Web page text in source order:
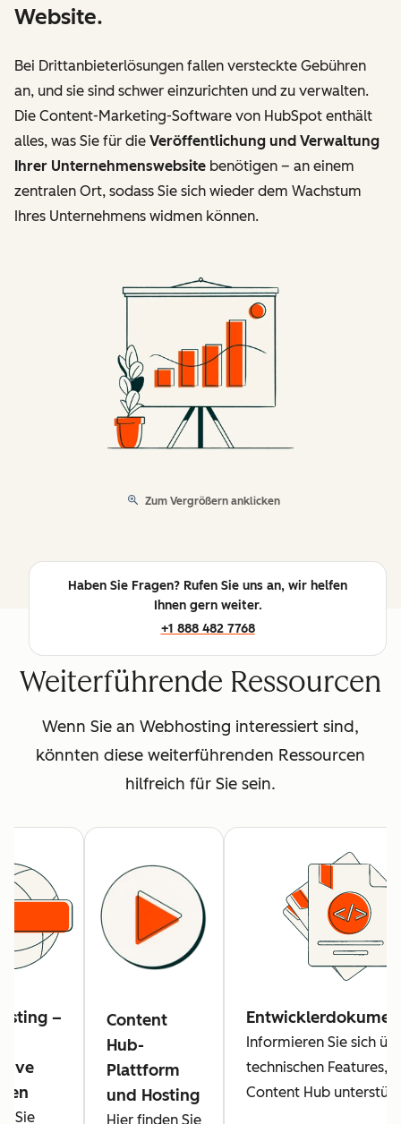
Website.
Bei Drittanbieterlösungen fallen versteckte Gebühren
an, und sie sind schwer einzurichten und zu verwalten.
Die Content-Marketing-Software von HubSpot enthält
alles, was Sie für die Veröffentlichung und Verwaltung
Ihrer Unternehmenswebsite benötigen – an einem
zentralen Ort, sodass Sie sich wieder dem Wachstum
Ihres Unternehmens widmen können.
Zum Vergrößern anklicken
Haben Sie Fragen? Rufen Sie uns an, wir helfen
Ihnen gern weiter.
+1 888 482 7768
Weiterführende Ressourcen
Wenn Sie an Webhosting interessiert sind,
könnten diese weiterführenden Ressourcen
hilfreich für Sie sein.
–
Sie
Content
Hub-
Plattform
und Hosting
Hier finden Sie
Informieren Sie sich
technischen Features,
Content Hub